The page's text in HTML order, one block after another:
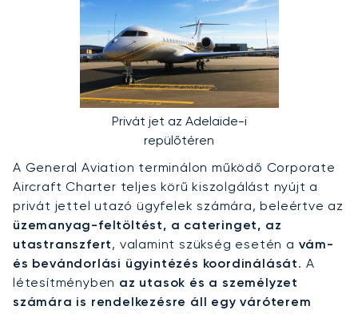
Privát jet az Adelaide-i
repülőtéren
A General Aviation terminálon működő Corporate
Aircraft Charter teljes körű kiszolgálást nyújt a
privát jettel utazó ügyfelek számára, beleértve az
üzemanyag-feltöltést, a cateringet, az
utastranszfert, valamint szükség esetén a vám-
és bevándorlási ügyintézés koordinálását. A
létesítményben az utasok és a személyzet
számára is rendelkezésre áll egy váróterem